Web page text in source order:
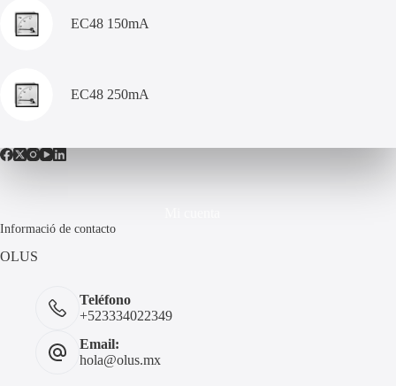
EC48 150mA
EC48 250mA
Informació de contacto
OLUS
Teléfono
+523334022349
Email:
hola@olus.mx